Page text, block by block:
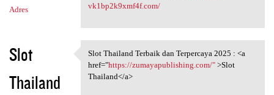
Adres
vk1bp2k9xmf4f.com/
Slot
Thailand
Slot Thailand Terbaik dan
Slot Thailand Terbaik dan Terpercaya 2025 : <a
href="https://zumayapublishing.com/">Slot
Thailand</a>